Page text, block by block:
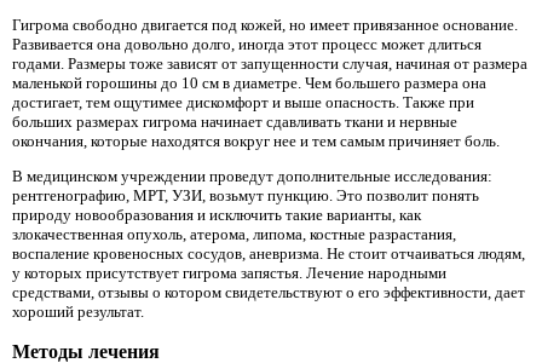
Гигрома свободно двигается под кожей, но имеет привязанное основание.
Развивается она довольно долго, иногда этот процесс может длиться
годами. Размеры тоже зависят от запущенности случая, начиная от размера
маленькой горошины до 10 см в диаметре. Чем большего размера она
достигает, тем ощутимее дискомфорт и выше опасность. Также при
больших размерах гигрома начинает сдавливать ткани и нервные
окончания, которые находятся вокруг нее и тем самым причиняет боль.
В медицинском учреждении проведут дополнительные исследования:
рентгенографию, МРТ, УЗИ, возьмут пункцию. Это позволит понять
природу новообразования и исключить такие варианты, как
злокачественная опухоль, атерома, липома, костные разрастания,
воспаление кровеносных сосудов, аневризма. Не стоит отчаиваться людям,
у которых присутствует гигрома запястья. Лечение народными
средствами, отзывы о котором свидетельствуют о его эффективности, дает
хороший результат.
Методы лечения